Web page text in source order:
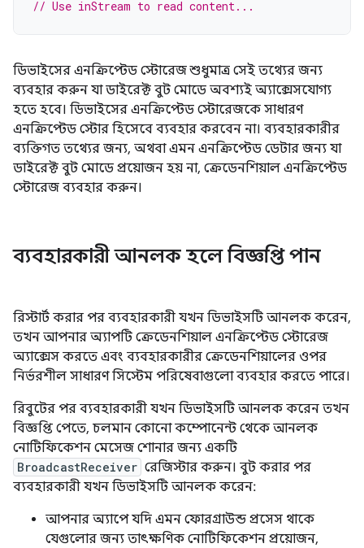
// Use inStream to read content...
ডিভাইসের এনক্রিপ্টেড স্টোরেজ শুধুমাত্র সেই তথ্যের জন্য
ব্যবহার করুন যা ডাইরেক্ট বুট মোডে অবশ্যই অ্যাক্সেসযোগ্য
হতে হবে। ডিভাইসের এনক্রিপ্টেড স্টোরেজকে সাধারণ
এনক্রিপ্টেড স্টোর হিসেবে ব্যবহার করবেন না। ব্যবহারকারীর
ব্যক্তিগত তথ্যের জন্য, অথবা এমন এনক্রিপ্টেড ডেটার জন্য যা
ডাইরেক্ট বুট মোডে প্রয়োজন হয় না, ক্রেডেনশিয়াল এনক্রিপ্টেড
স্টোরেজ ব্যবহার করুন।
ব্যবহারকারী আনলক হলে বিজ্ঞপ্তি পান
রিস্টার্ট করার পর ব্যবহারকারী যখন ডিভাইসটি আনলক করেন,
তখন আপনার অ্যাপটি ক্রেডেনশিয়াল এনক্রিপ্টেড স্টোরেজ
অ্যাক্সেস করতে এবং ব্যবহারকারীর ক্রেডেনশিয়ালের ওপর
নির্ভরশীল সাধারণ সিস্টেম পরিষেবাগুলো ব্যবহার করতে পারে।
রিবুটের পর ব্যবহারকারী যখন ডিভাইসটি আনলক করেন তখন
বিজ্ঞপ্তি পেতে, চলমান কোনো কম্পোনেন্ট থেকে আনলক
নোটিফিকেশন মেসেজ শোনার জন্য একটি
BroadcastReceiver রেজিস্টার করুন। বুট করার পর
ব্যবহারকারী যখন ডিভাইসটি আনলক করেন:
আপনার অ্যাপে যদি এমন ফোরগ্রাউন্ড প্রসেস থাকে
যেগুলোর জন্য তাৎক্ষণিক নোটিফিকেশন প্রয়োজন,